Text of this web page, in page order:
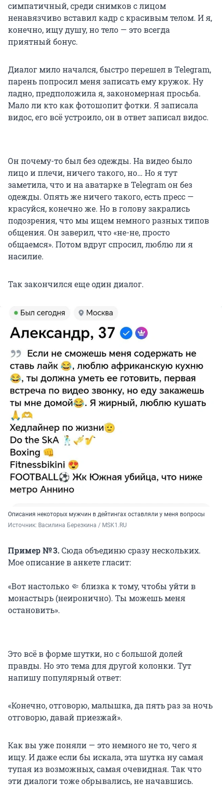
симпатичный, среди снимков с лицом
ненавязчиво вставил кадр с красивым телом. И я,
конечно, ищу душу, но тело — это всегда
приятный бонус.
Диалог мило начался, быстро перешел в Telegram,
парень попросил меня записать ему кружок. Ну
ладно, предположила я, закономерная просьба.
Мало ли кто как фотошопит фотки. Я записала
видос, его всё устроило, он в ответ записал видос.
Он почему-то был без одежды. На видео было
лицо и плечи, ничего такого, но… Но я тут
заметила, что и на аватарке в Telegram он без
одежды. Опять же ничего такого, есть пресс —
красуйся, конечно же. Но в голову закрались
подозрения, что мы ищем немного разных типов
общения. Он заверил, что «не-не, просто
общаемся». Потом вдруг спросил, люблю ли я
насилие.
Так закончился еще один диалог.
Описания некоторых мужчин в дейтингах оставляли у меня вопросы
Источник: Василина Березкина / MSK1.RU
Пример № 3.Сюда объединю сразу нескольких.
Мое описание в анкете гласит:
«Вот настолько 🤏 близка к тому, чтобы уйти в
монастырь (неиронично). Ты можешь меня
остановить».
Это всё в форме шутки, но с большой долей
правды. Но это тема для другой колонки. Тут
напишу популярный ответ:
«Конечно, отговорю, малышка, да пять раз за ночь
отговорю, давай приезжай».
Как вы уже поняли — это немного не то, чего я
ищу. И даже если бы искала, эта шутка ну самая
тупая из возможных, самая очевидная. Так что
эти диалоги тоже обрывались, не начавшись.